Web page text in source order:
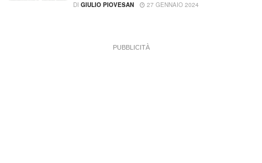
DI GIULIO PIOVESAN 27 GENNAIO 2024
PUBBLICITÀ